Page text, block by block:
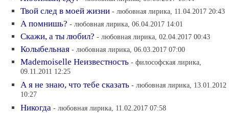
Твой след в моей жизни - любовная лирика, 11.04.2017 20:43
А помнишь? - любовная лирика, 06.04.2017 14:01
Скажи, а ты любил? - любовная лирика, 02.04.2017 00:43
Колыбельная - любовная лирика, 06.03.2017 07:00
Mademoiselle Неизвестность - философская лирика,
09.11.2011 12:25
А я не знаю, что тебе сказать - любовная лирика, 13.01.2012
10:27
Никогда - любовная лирика, 11.02.2017 07:58